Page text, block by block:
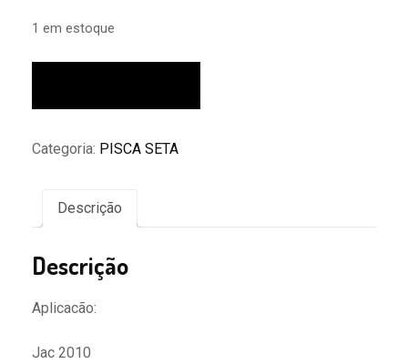
1 em estoque
Jac
J3
10/13
Esquerdo
Categoria: PISCA SETA
Descrição
Descrição
Aplicacão:
Jac 2010